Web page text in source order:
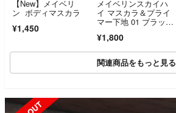
【New】メイベリ
ン ボディマスカラ
¥1,450
メイベリンスカイハ
イ マスカラ＆プライ
マー下地 01 ブラック
¥1,800
関連商品をもっと見る